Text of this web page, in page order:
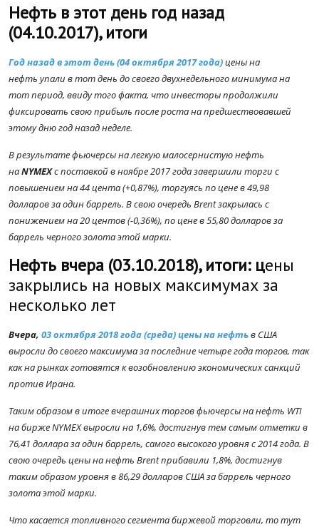
Нефть в этот день год назад
(04.10.2017), итоги
Год назад в этот день (04 октября 2017 года)цены на
нефть упали в тот день до своего двухнедельного минимума на
тот период, ввиду того факта, что инвесторы продолжили
фиксировать свою прибыль после роста на предшествовавшей
этому дню год назад неделе.
В результате фьючерсы на легкую малосернистую нефть
наNYMEXс поставкой в ноябре 2017 года завершили торги с
повышением на 44 цента (+0,87%), торгуясь по цене в 49,98
долларов за один баррель. В свою очередь Brent закрылась с
понижением на 20 центов (-0,36%), по цене в 55,80 долларов за
баррель черного золота этой марки.
Нефть вчера (03.10.2018), итоги: цены
закрылись на новых максимумах за
несколько лет
Вчера, 03 октября 2018 года (среда) цены на нефтьв США
выросли до своего максимума за последние четыре года торгов, так
как на рынках готовятся к возобновлению экономических санкций
против Ирана.
Таким образом в итоге вчерашних торгов фьючерсы на нефть WTI
на бирже NYMEX выросли на 1,6%, достигнув тем самым отметки в
76,41 доллара за один баррель, самого высокого уровня с 2014 года. В
свою очередь цены на нефть Brent прибавили 1,8%, достигнув
таким образом уровня в 86,29 долларов США за баррель черного
золота этой марки.
Что касается топливного сегмента биржевой торговли, то тут